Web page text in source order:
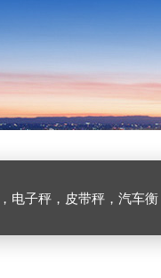
电子秤，皮带秤，汽车